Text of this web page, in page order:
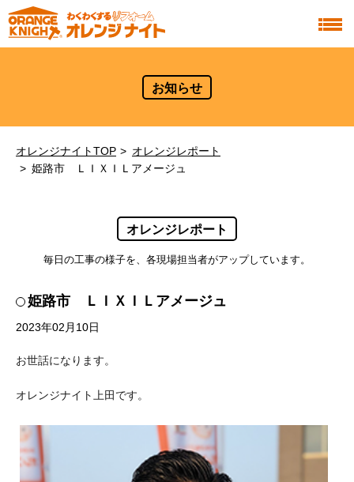
お知らせ
オレンジナイトTOP
オレンジレポート
姫路市 ＬＩＸＩＬアメージュ
オレンジレポート
毎日の工事の様子を、各現場担当者がアップしています。
姫路市 ＬＩＸＩＬアメージュ
2023年02月10日
お世話になります。
オレンジナイト上田です。